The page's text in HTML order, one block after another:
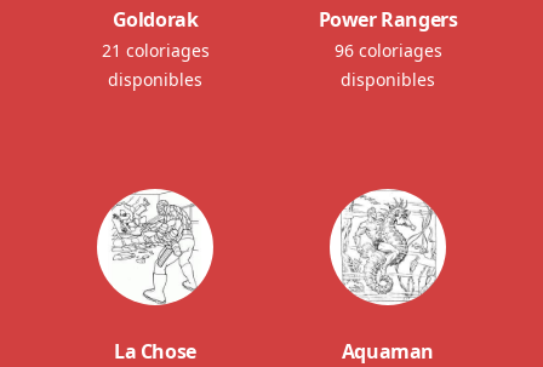
Goldorak
21 coloriages
disponibles
Power Rangers
96 coloriages
disponibles
La Chose Aquaman